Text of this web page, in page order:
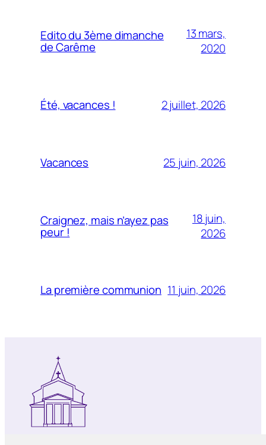
Edito du 3ème dimanche
de Carême
13 mars,
2020
Été, vacances ! 2 juillet, 2026
Vacances 25 juin, 2026
Craignez, mais n’ayez pas
peur !
18 juin,
2026
La première communion 11 juin, 2026